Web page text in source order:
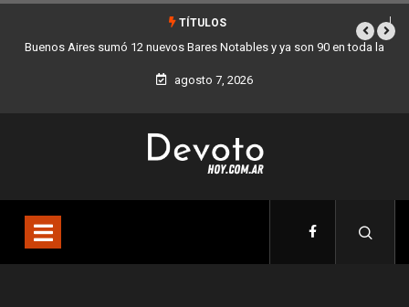
TÍTULOS
Buenos Aires sumó 12 nuevos Bares Notables y ya son 90 en toda la
Ciudad
agosto 7, 2026